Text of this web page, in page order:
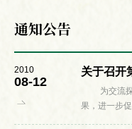
通知公告
2010
08-12
为交流探
果，进一步